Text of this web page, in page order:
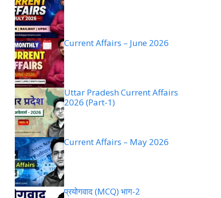
Current Affairs – June 2026
Uttar Pradesh Current Affairs
2026 (Part-1)
Current Affairs – May 2026
प्रयोगवाद (MCQ) भाग-2